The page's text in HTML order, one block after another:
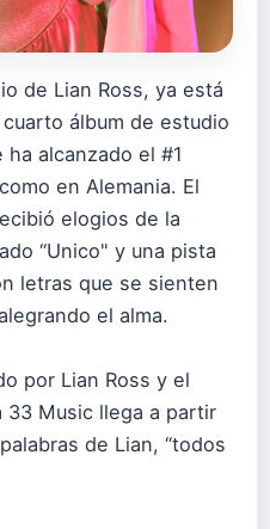
de Lian Ross, ya está
cuarto álbum de estudio
alcanzado el #1
en Alemania. El
elogios de la
“Unico" y una pista
letras que se sienten
el alma.
por Lian Ross y el
33 Music llega a partir
de Lian, “todos